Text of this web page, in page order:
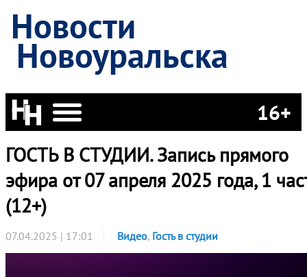
Новости
Новоуральска
16+
ГОСТЬ В СТУДИИ. Запись прямого
эфира от 07 апреля 2025 года, 1
(12+)
07.04.2025 | 17:01 Видео, Гость в студии